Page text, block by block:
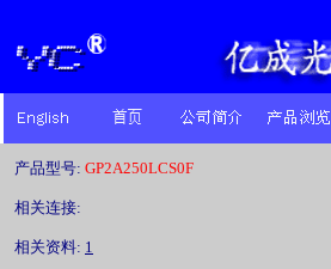
产品型号: GP2A250LCS0F
相关连接:
相关资料: 1